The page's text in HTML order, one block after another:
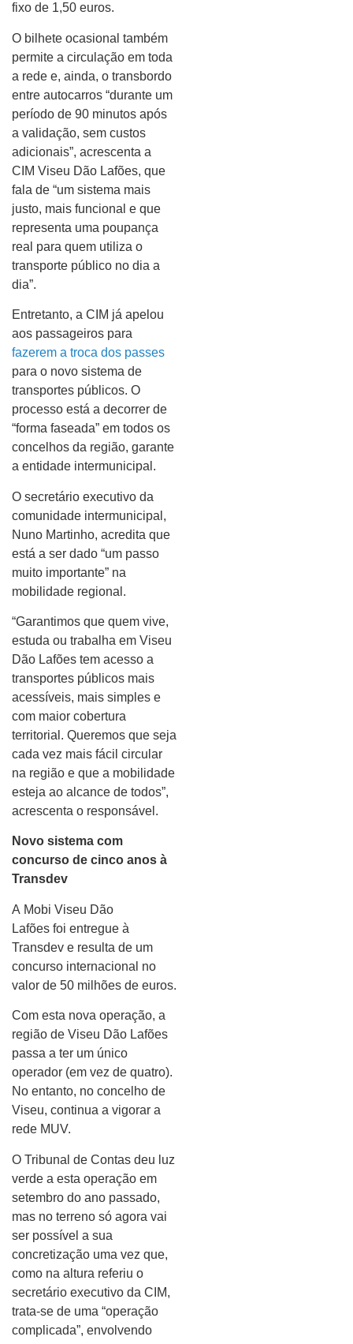
fixo de 1,50 euros.
O bilhete ocasional também
permite a circulação em toda
a rede e, ainda, o transbordo
entre autocarros “durante um
período de 90 minutos após
a validação, sem custos
adicionais”, acrescenta a
CIM Viseu Dão Lafões, que
fala de “um sistema mais
justo, mais funcional e que
representa uma poupança
real para quem utiliza o
transporte público no dia a
dia”.
Entretanto, a CIM já apelou
aos passageiros para
fazerem a troca dos passes
para o novo sistema de
transportes públicos. O
processo está a decorrer de
“forma faseada” em todos os
concelhos da região, garante
a entidade intermunicipal.
O secretário executivo da
comunidade intermunicipal,
Nuno Martinho, acredita que
está a ser dado “um passo
muito importante” na
mobilidade regional.
“Garantimos que quem vive,
estuda ou trabalha em Viseu
Dão Lafões tem acesso a
transportes públicos mais
acessíveis, mais simples e
com maior cobertura
territorial. Queremos que seja
cada vez mais fácil circular
na região e que a mobilidade
esteja ao alcance de todos”,
acrescenta o responsável.
Novo sistema com
concurso de cinco anos à
Transdev
A Mobi Viseu Dão
Lafões foi entregue à
Transdev e resulta de um
concurso internacional no
valor de 50 milhões de euros.
Com esta nova operação, a
região de Viseu Dão Lafões
passa a ter um único
operador (em vez de quatro).
No entanto, no concelho de
Viseu, continua a vigorar a
rede MUV.
O Tribunal de Contas deu luz
verde a esta operação em
setembro do ano passado,
mas no terreno só agora vai
ser possível a sua
concretização uma vez que,
como na altura referiu o
secretário executivo da CIM,
trata-se de uma “operação
complicada”, envolvendo